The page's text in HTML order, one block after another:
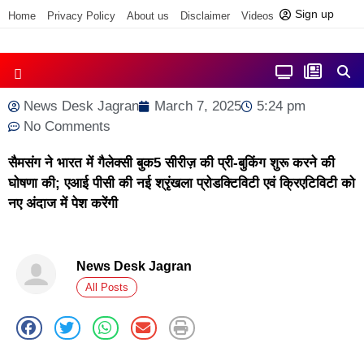
Home Privacy Policy About us Disclaimer Videos Contact us
Sign up
News Desk Jagran March 7, 2025
5:24 pm
No Comments
सैमसंग ने भारत में गैलेक्सी बुक5 सीरीज़ की प्री-बुकिंग शुरू करने की
घोषणा की; एआई पीसी की नई श्रृंखला प्रोडक्टिविटी एवं क्रिएटिविटी को
नए अंदाज में पेश करेंगी
News Desk Jagran
All Posts